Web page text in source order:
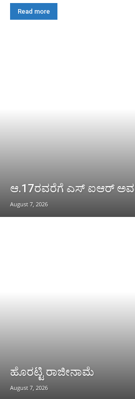
Read more
ಆ.17ರವರೆಗೆ ಎಸ್ ಐಆರ್
August 7, 2026
ಹೊರಟ್ಟಿ ರಾಜೀನಾಮೆ
August 7, 2026